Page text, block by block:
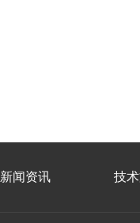
新闻资讯 技